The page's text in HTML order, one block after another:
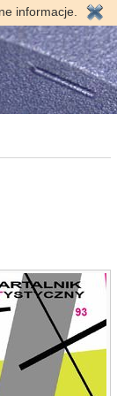
informacje.